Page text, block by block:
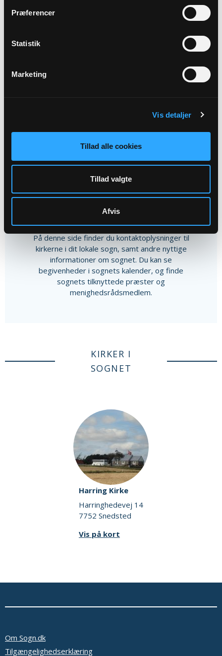
Præferencer
Statistik
Marketing
Vis detaljer
Tillad alle cookies
Tillad valgte
Afvis
Andet indhold
På denne side finder du kontaktoplysninger til
kirkerne i dit lokale sogn, samt andre nyttige
informationer om sognet. Du kan se
begivenheder i sognets kalender, og finde
sognets tilknyttede præster og
menighedsrådsmedlem.
KIRKER I
SOGNET
Harring Kirke
Harringhedevej 14
7752 Snedsted
Vis på kort
Om Sogn.dk
Tilgængelighedserklæring